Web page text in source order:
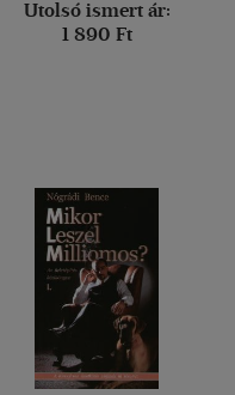
Utolsó ismert ár:
1 890 Ft